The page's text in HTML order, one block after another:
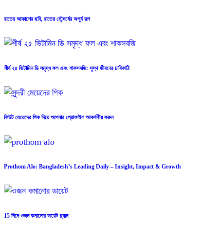
রাতের আকাশের ছবি, রাতের সৌন্দর্যের অপূর্ব রূপ
শীর্ষ ২৫ ভিটামিন ডি সমৃদ্ধ ফল এবং শাকসবজি: সুস্থ জীবনের চাবিকাঠি
কিউট মেয়েদের পিক দিয়ে আপনার প্রোফাইল আকর্ষণীয় করুন
Prothom Alo: Bangladesh’s Leading Daily – Insight, Impact & Growth
15 দিনে ওজন কমানোর ডায়েট প্ল্যান